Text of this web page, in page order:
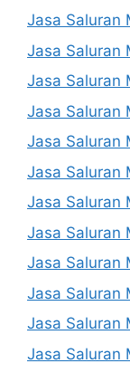
Jasa Saluran
Jasa Saluran
Jasa Saluran
Jasa Saluran
Jasa Saluran
Jasa Saluran
Jasa Saluran
Jasa Saluran
Jasa Saluran
Jasa Saluran
Jasa Saluran
Jasa Saluran